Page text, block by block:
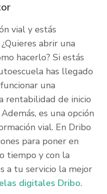
vial y estás
abrir una
hacerlo? Si estás
has llegado
una
rentabilidad de inicio
es una opción
vial. En Dribo
para poner en
tiempo y con la
a tu servicio la mejor
digitales Dribo.